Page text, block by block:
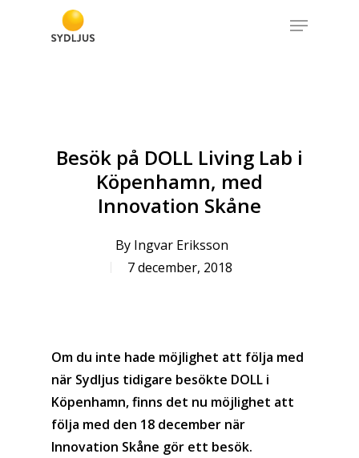
Menu
Besök på DOLL Living Lab i
Köpenhamn, med
Innovation Skåne
By Ingvar Eriksson
7 december, 2018
Om du inte hade möjlighet att följa med
när Sydljus tidigare besökte DOLL i
Köpenhamn, finns det nu möjlighet att
följa med den 18 december när
Innovation Skåne gör ett besök.